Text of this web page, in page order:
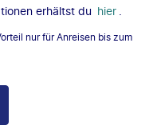
erhältst du hier
nur für Anreisen bis zum